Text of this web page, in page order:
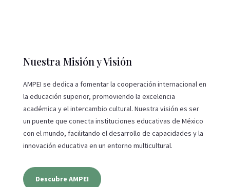
Nuestra Misión y Visión
AMPEI se dedica a fomentar la cooperación internacional en
la educación superior, promoviendo la excelencia
académica y el intercambio cultural. Nuestra visión es ser
un puente que conecta instituciones educativas de México
con el mundo, facilitando el desarrollo de capacidades y la
innovación educativa en un entorno multicultural.
Descubre AMPEI